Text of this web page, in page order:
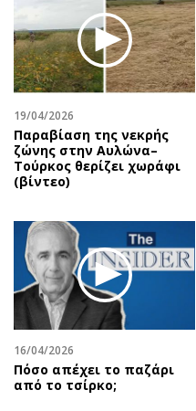
19/04/2026
Παραβίαση της νεκρής
ζώνης στην Αυλώνα–
Τούρκος θερίζει χωράφι
(βίντεο)
16/04/2026
Πόσο απέχει το παζάρι
από το τσίρκο;